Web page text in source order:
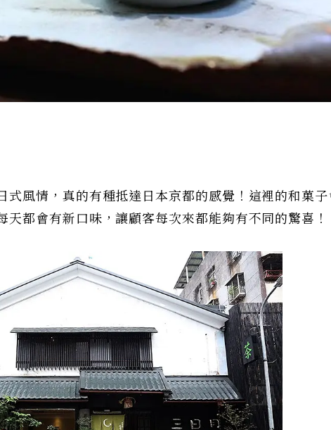
式風情，真的有種抵達日本京都的感覺！這裡的和菓
都會有新口味，讓顧客每次來都能夠有不同的驚喜！